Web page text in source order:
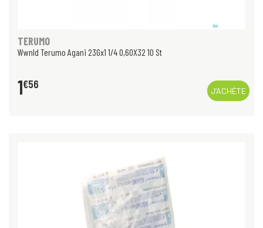
TERUMO
Wwnld Terumo Agani 23Gx1 1/4 0,60X32 10 St
1€56
J’ACHÈTE